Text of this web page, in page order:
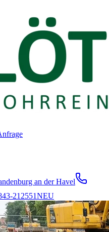
an der Havel
212551NEU